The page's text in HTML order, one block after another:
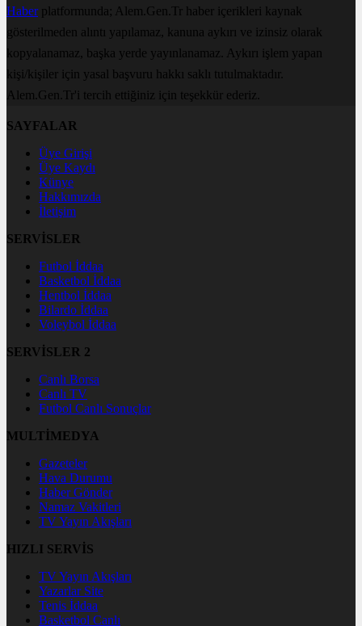
Haberplatformunda; Alem.Gen.Tr haber içerikleri kaynak
gösterilmeden alıntı yapılamaz, kanuna aykırı ve izinsiz olarak
kopyalanamaz, başka yerde yayınlanamaz. Aykırı işlem yapan
kişi/kişiler için yasal başvuru hakkı saklı tutulmaktadır.
Alem.Gen.Tr'i tercih ettiğiniz için teşekkür ederiz.
SAYFALAR
Üye Girişi
Üye Kaydı
Künye
Hakkımızda
İletişim
SERVİSLER
Futbol İddaa
Basketbol İddaa
Hentbol İddaa
Bilardo İddaa
Voleybol İddaa
SERVİSLER 2
Canlı Borsa
Canlı TV
Futbol Canlı Sonuçlar
MULTİMEDYA
Gazeteler
Hava Durumu
Haber Gönder
Namaz Vakitleri
TV Yayın Akışları
HIZLI SERVİS
TV Yayın Akışları
Yazarlar Site
Tenis İddaa
Basketbol Canlı